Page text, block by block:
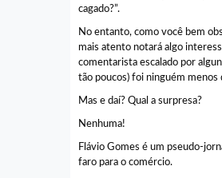
cagado?”.
No entanto, como você bem
mais atento notará algo
comentarista escalado por
tão poucos) foi ninguém menos
Mas e daí? Qual a surpresa?
Nenhuma!
Flávio Gomes é um pseudo-
faro para o comércio.